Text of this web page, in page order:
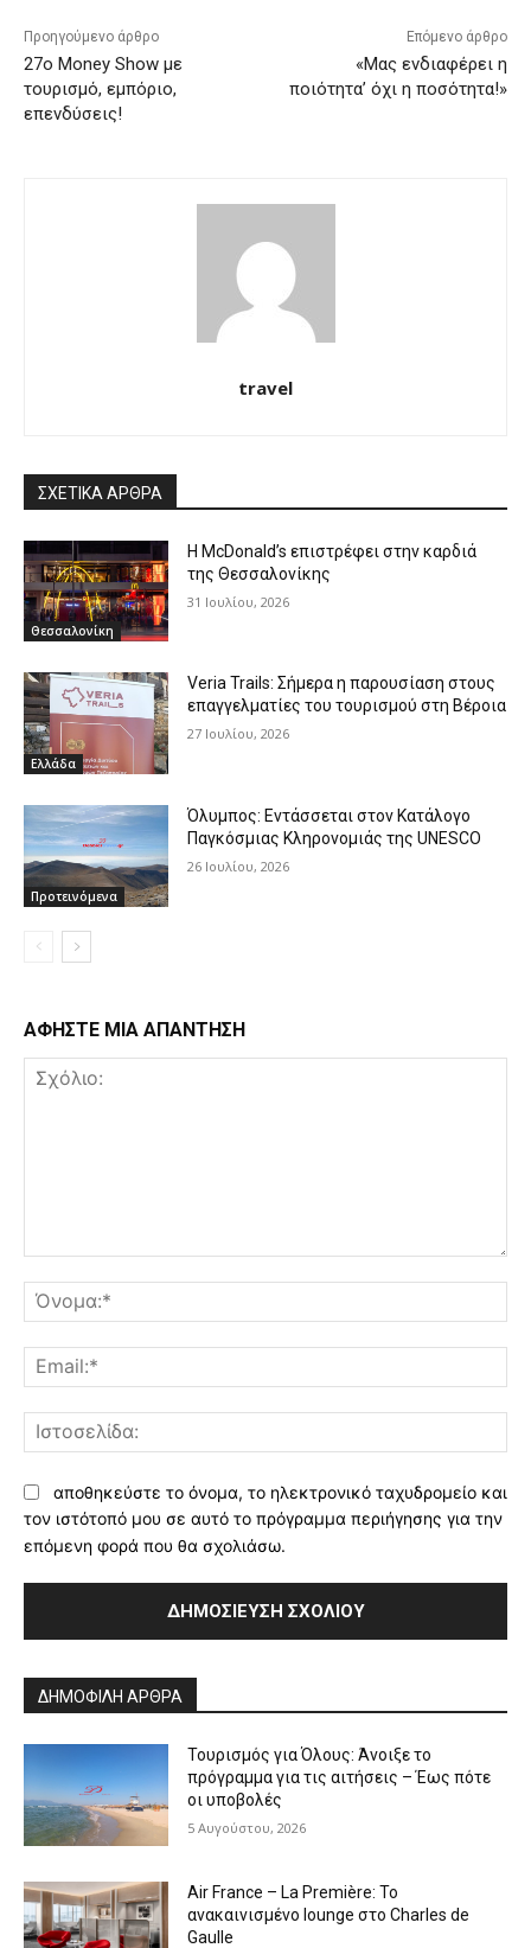
Προηγούμενο άρθρο
27o Money Show με
τουρισμό, εμπόριο,
επενδύσεις!
Επόμενο άρθρο
«Μας ενδιαφέρει η
ποιότητα’ όχι η ποσότητα!»
travel
ΣΧΕΤΙΚΑ ΑΡΘΡΑ
Θεσσαλονίκη
Η McDonald’s επιστρέφει στην καρδιά
της Θεσσαλονίκης
31 Ιουλίου, 2026
Ελλάδα
Veria Trails: Σήμερα η παρουσίαση στους
επαγγελματίες του τουρισμού στη Βέροια
27 Ιουλίου, 2026
Προτεινόμενα
Όλυμπος: Εντάσσεται στον Κατάλογο
Παγκόσμιας Κληρονομιάς της UNESCO
26 Ιουλίου, 2026
ΑΦΗΣΤΕ ΜΙΑ ΑΠΑΝΤΗΣΗ
αποθηκεύστε το όνομα, το ηλεκτρονικό ταχυδρομείο και
τον ιστότοπό μου σε αυτό το πρόγραμμα περιήγησης για την
επόμενη φορά που θα σχολιάσω.
ΔΗΜΟΦΙΛΗ ΑΡΘΡΑ
Τουρισμός για Όλους: Άνοιξε το
πρόγραμμα για τις αιτήσεις – Έως πότε
οι υποβολές
5 Αυγούστου, 2026
Air France – La Première: Το
ανακαινισμένο lounge στο Charles de
Gaulle